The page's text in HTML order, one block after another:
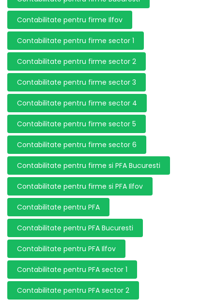
Contabilitate pentru firme Ilfov
Contabilitate pentru firme sector 1
Contabilitate pentru firme sector 2
Contabilitate pentru firme sector 3
Contabilitate pentru firme sector 4
Contabilitate pentru firme sector 5
Contabilitate pentru firme sector 6
Contabilitate pentru firme si PFA Bucuresti
Contabilitate pentru firme si PFA Ilfov
Contabilitate pentru PFA
Contabilitate pentru PFA Bucuresti
Contabilitate pentru PFA Ilfov
Contabilitate pentru PFA sector 1
Contabilitate pentru PFA sector 2